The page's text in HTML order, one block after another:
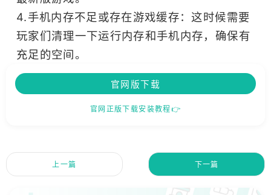
4.手机内存不足或存在游戏缓存：这时候需要
玩家们清理一下运行内存和手机内存，确保有
充足的空间。
官网版下载
官网正版下载安装教程👉
上一篇 下一篇